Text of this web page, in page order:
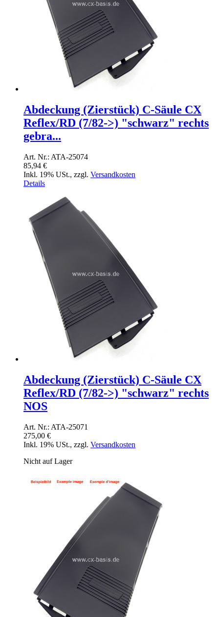
Abdeckung (Zierstück) C-Säule CX
Reflex/RD (7/82->) "schwarz" rechts
gebra...
Art. Nr.: ATA-25074
85,94 €
Inkl. 19% USt., zzgl. Versandkosten
Details
Abdeckung (Zierstück) C-Säule CX
Reflex/RD (7/82->) "schwarz" rechts
NOS
Art. Nr.: ATA-25071
275,00 €
Inkl. 19% USt., zzgl. Versandkosten
Nicht auf Lager